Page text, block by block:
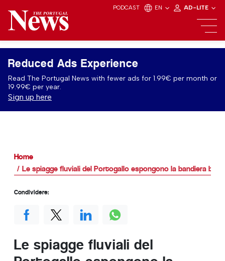
PODCAST EN AD-LITE
Reduced Ads Experience
Read The Portugal News with fewer ads for 1.99€ per month or
19.99€ per year.
Sign up here
Home
Le spiagge fluviali del Portogallo espongono la bandiera
Le spiagge fluviali del
Condividere: